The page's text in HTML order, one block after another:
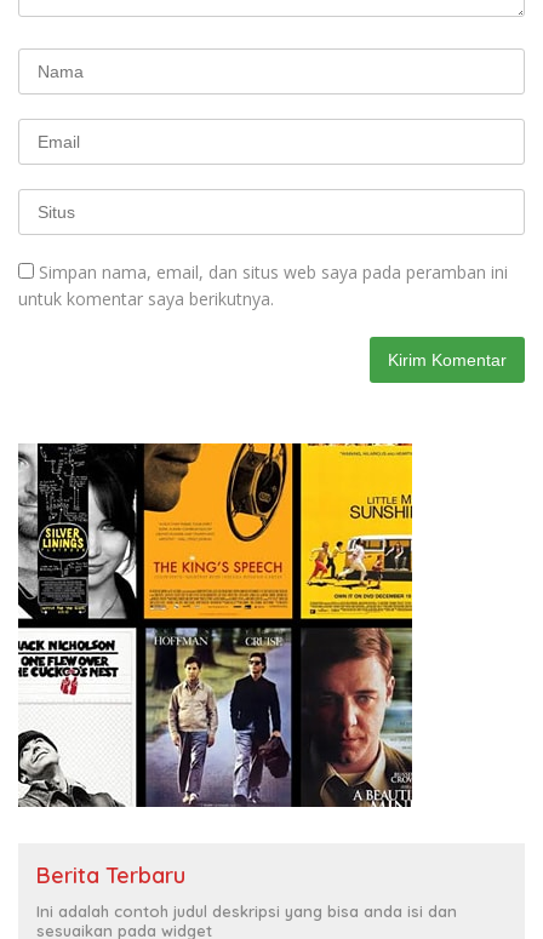
Simpan nama, email, dan situs web saya pada peramban ini
untuk komentar saya berikutnya.
Berita Terbaru
Ini adalah contoh judul deskripsi yang bisa anda isi dan
sesuaikan pada widget